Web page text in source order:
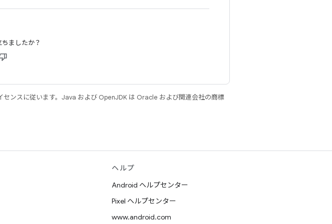
ましたか？
センスに従います。Java および OpenJDK は Oracle および関連会社の商標
ヘルプ
Android ヘルプセンター
Pixel ヘルプセンター
www.android.com